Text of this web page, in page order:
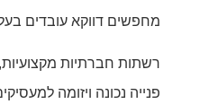
מחפשים דווקא עובדים
רשתות חברתיות
פנייה נכונה ויזומה